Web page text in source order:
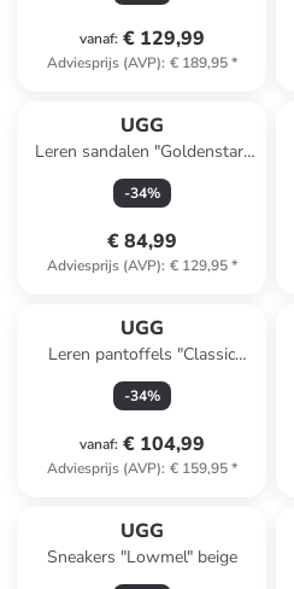
vanaf: € 129,99
Adviesprijs (AVP): € 189,95*
UGG
Leren sandalen "Goldenstar"
groen
-34%
€ 84,99
Adviesprijs (AVP): € 129,95*
UGG
Leren pantoffels "Classic
Micro" lichtbruin
-34%
vanaf: € 104,99
Adviesprijs (AVP): € 159,95*
UGG
Sneakers "Lowmel" beige